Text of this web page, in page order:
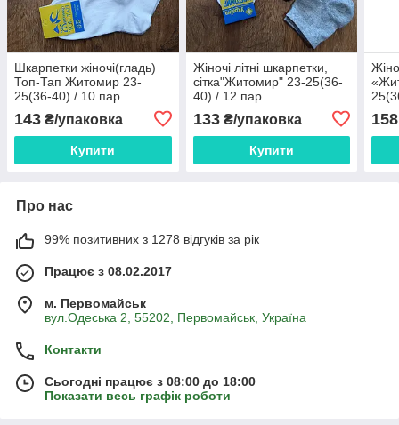
Шкарпетки жіночі(гладь)
Топ-Тап Житомир 23-
25(36-40) / 10 пар
143 ₴/упаковка
Купити
Жіночі літні шкарпетки,
сітка"Житомир" 23-25(36-
40) / 12 пар
133₴/упаковка
Купити
158
Про нас
99% позитивних з 1278 відгуків за рік
Працює з 08.02.2017
м. Первомайськ
вул.Одеська 2, 55202, Первомайськ, Україна
Контакти
Сьогодні працює з 08:00 до 18:00
Показати весь графік роботи